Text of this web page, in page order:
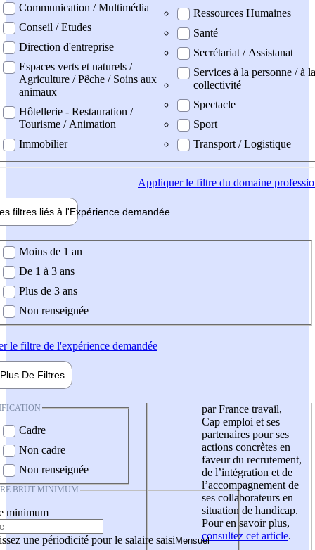
Communication / Multimédia
Conseil / Etudes
Direction d'entreprise
Espaces verts et naturels /
Agriculture / Pêche / Soins aux
animaux
Hôtellerie - Restauration /
Tourisme / Animation
Immobilier
Ressources Humaines
Santé
Secrétariat / Assistanat
Services à la personne / à la
collectivité
Spectacle
Sport
Transport / Logistique
Appliquerle filtre du domaine
filtres liés à l'Expérience demandée
demandée
Moins de 1 an
De 1 à 3 ans
Plus de 3 ans
Non renseignée
le filtre de l'expérience demandée
Plus De Filtres
Cadre
Non cadre
Non renseignée
BRUT MINIMUM
minimum
une périodicité pour le salaire saisi
par France travail,
Cap emploi et ses
partenaires pour ses
actions concrètes en
faveur du recrutement,
de l’intégration et de
l’accompagnement de
ses collaborateurs en
situation de handicap.
Pour en savoir plus,
consultez cet article.